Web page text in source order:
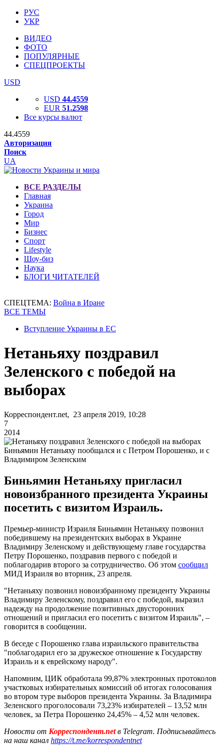
РУС
УКР
ВИДЕО
ФОТО
ПОПУЛЯРНЫЕ
СПЕЦПРОЕКТЫ
USD
USD 44.4559
EUR 51.2598
Все курсы валют
44.4559
Авторизация
Поиск
UA
ВСЕ РАЗДЕЛЫ
Главная
Украина
Город
Мир
Бизнес
Спорт
Lifestyle
Шоу-биз
Наука
БЛОГИ ЧИТАТЕЛЕЙ
СПЕЦТЕМА: Война в Иране
ВСЕ ТЕМЫ
Вступление Украины в ЕС
Нетаньяху поздравил
Зеленского с победой на
выборах
Корреспондент.net, 23 апреля 2019, 10:28
7
2014
Биньямин Нетаньяху пообщался и с Петром Порошенко, и с
Владимиром Зеленским
Биньямин Нетаньяху пригласил
новоизбранного президента Украины
посетить с визитом Израиль.
Премьер-министр Израиля Биньямин Нетаньяху позвонил
победившему на президентских выборах в Украине
Владимиру Зеленскому и действующему главе государства
Петру Порошенко, поздравив первого с победой и
поблагодарив второго за сотрудничество. Об этом сообщил
МИД Израиля во вторник, 23 апреля.
"Нетаньяху позвонил новоизбранному президенту Украины
Владимиру Зеленскому, поздравил его с победой, выразил
надежду на продолжение позитивных двусторонних
отношений и пригласил его посетить с визитом Израиль", –
говорится в сообщении.
В беседе с Порошенко глава израильского правительства
"поблагодарил его за дружеское отношение к Государству
Израиль и к еврейскому народу".
Напомним, ЦИК обработала 99,87% электронных протоколов
участковых избирательных комиссий об итогах голосования
во втором туре выборов президента Украины. За Владимира
Зеленского проголосовали 73,23% избирателей – 13,52 млн
человек, за Петра Порошенко 24,45% – 4,52 млн человек.
Новости от Корреспондент.netв Telegram. Подписывайтесь
на наш канал https://t.me/korrespondentnet